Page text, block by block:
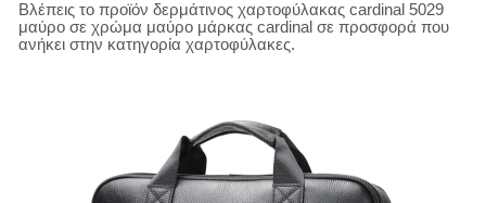
Βλέπεις το προϊόν δερμάτινος χαρτοφύλακας cardinal 5029
μαύρο σε χρώμα μαύρο μάρκας cardinal σε προσφορά που
ανήκει στην κατηγορία χαρτοφύλακες.